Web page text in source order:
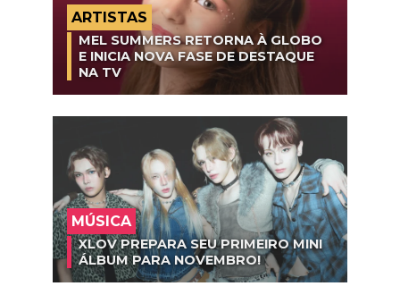
ARTISTAS
MEL SUMMERS RETORNA À GLOBO
E INICIA NOVA FASE DE DESTAQUE
NA TV
MÚSICA
XLOV PREPARA SEU PRIMEIRO MINI
ÁLBUM PARA NOVEMBRO!